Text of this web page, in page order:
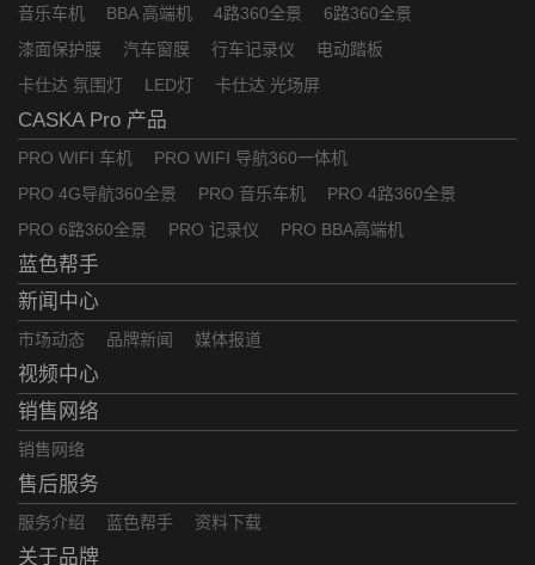
音乐车机
BBA 高端机 4路360全景
6路360全景
漆面保护膜
汽车窗膜 行车记录仪
电动踏板
卡仕达 氛围灯
LED灯 卡仕达 光场屏
CASKA Pro 产品
PRO WIFI 车机
PRO WIFI 导航360一体机
PRO 4G导航360全景
PRO 音乐车机
PRO 4路360全景
PRO 6路360全景
PRO 记录仪 PRO BBA高端机
蓝色帮手
新闻中心
市场动态 品牌新闻 媒体报道
视频中心
销售网络
销售网络
售后服务
服务介绍 蓝色帮手 资料下载
关于品牌